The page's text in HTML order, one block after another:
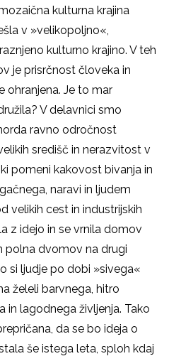
kulturna krajina
v »velikopoljno«,
kulturno krajino. V teh
je prisrčnost človeka in
ohranjena. Je to mar
V delavnici smo
ravno odročnost
središč in nerazvitost v
pomeni kakovost bivanja in
naravi in ljudem
velikih cest in industrijskih
z idejo in se vrnila domov
polna dvomov na drugi
si ljudje po dobi »sivega«
želeli barvnega, hitro
in lagodnega življenja. Tako
da se bo ideja o
še istega leta, sploh kdaj